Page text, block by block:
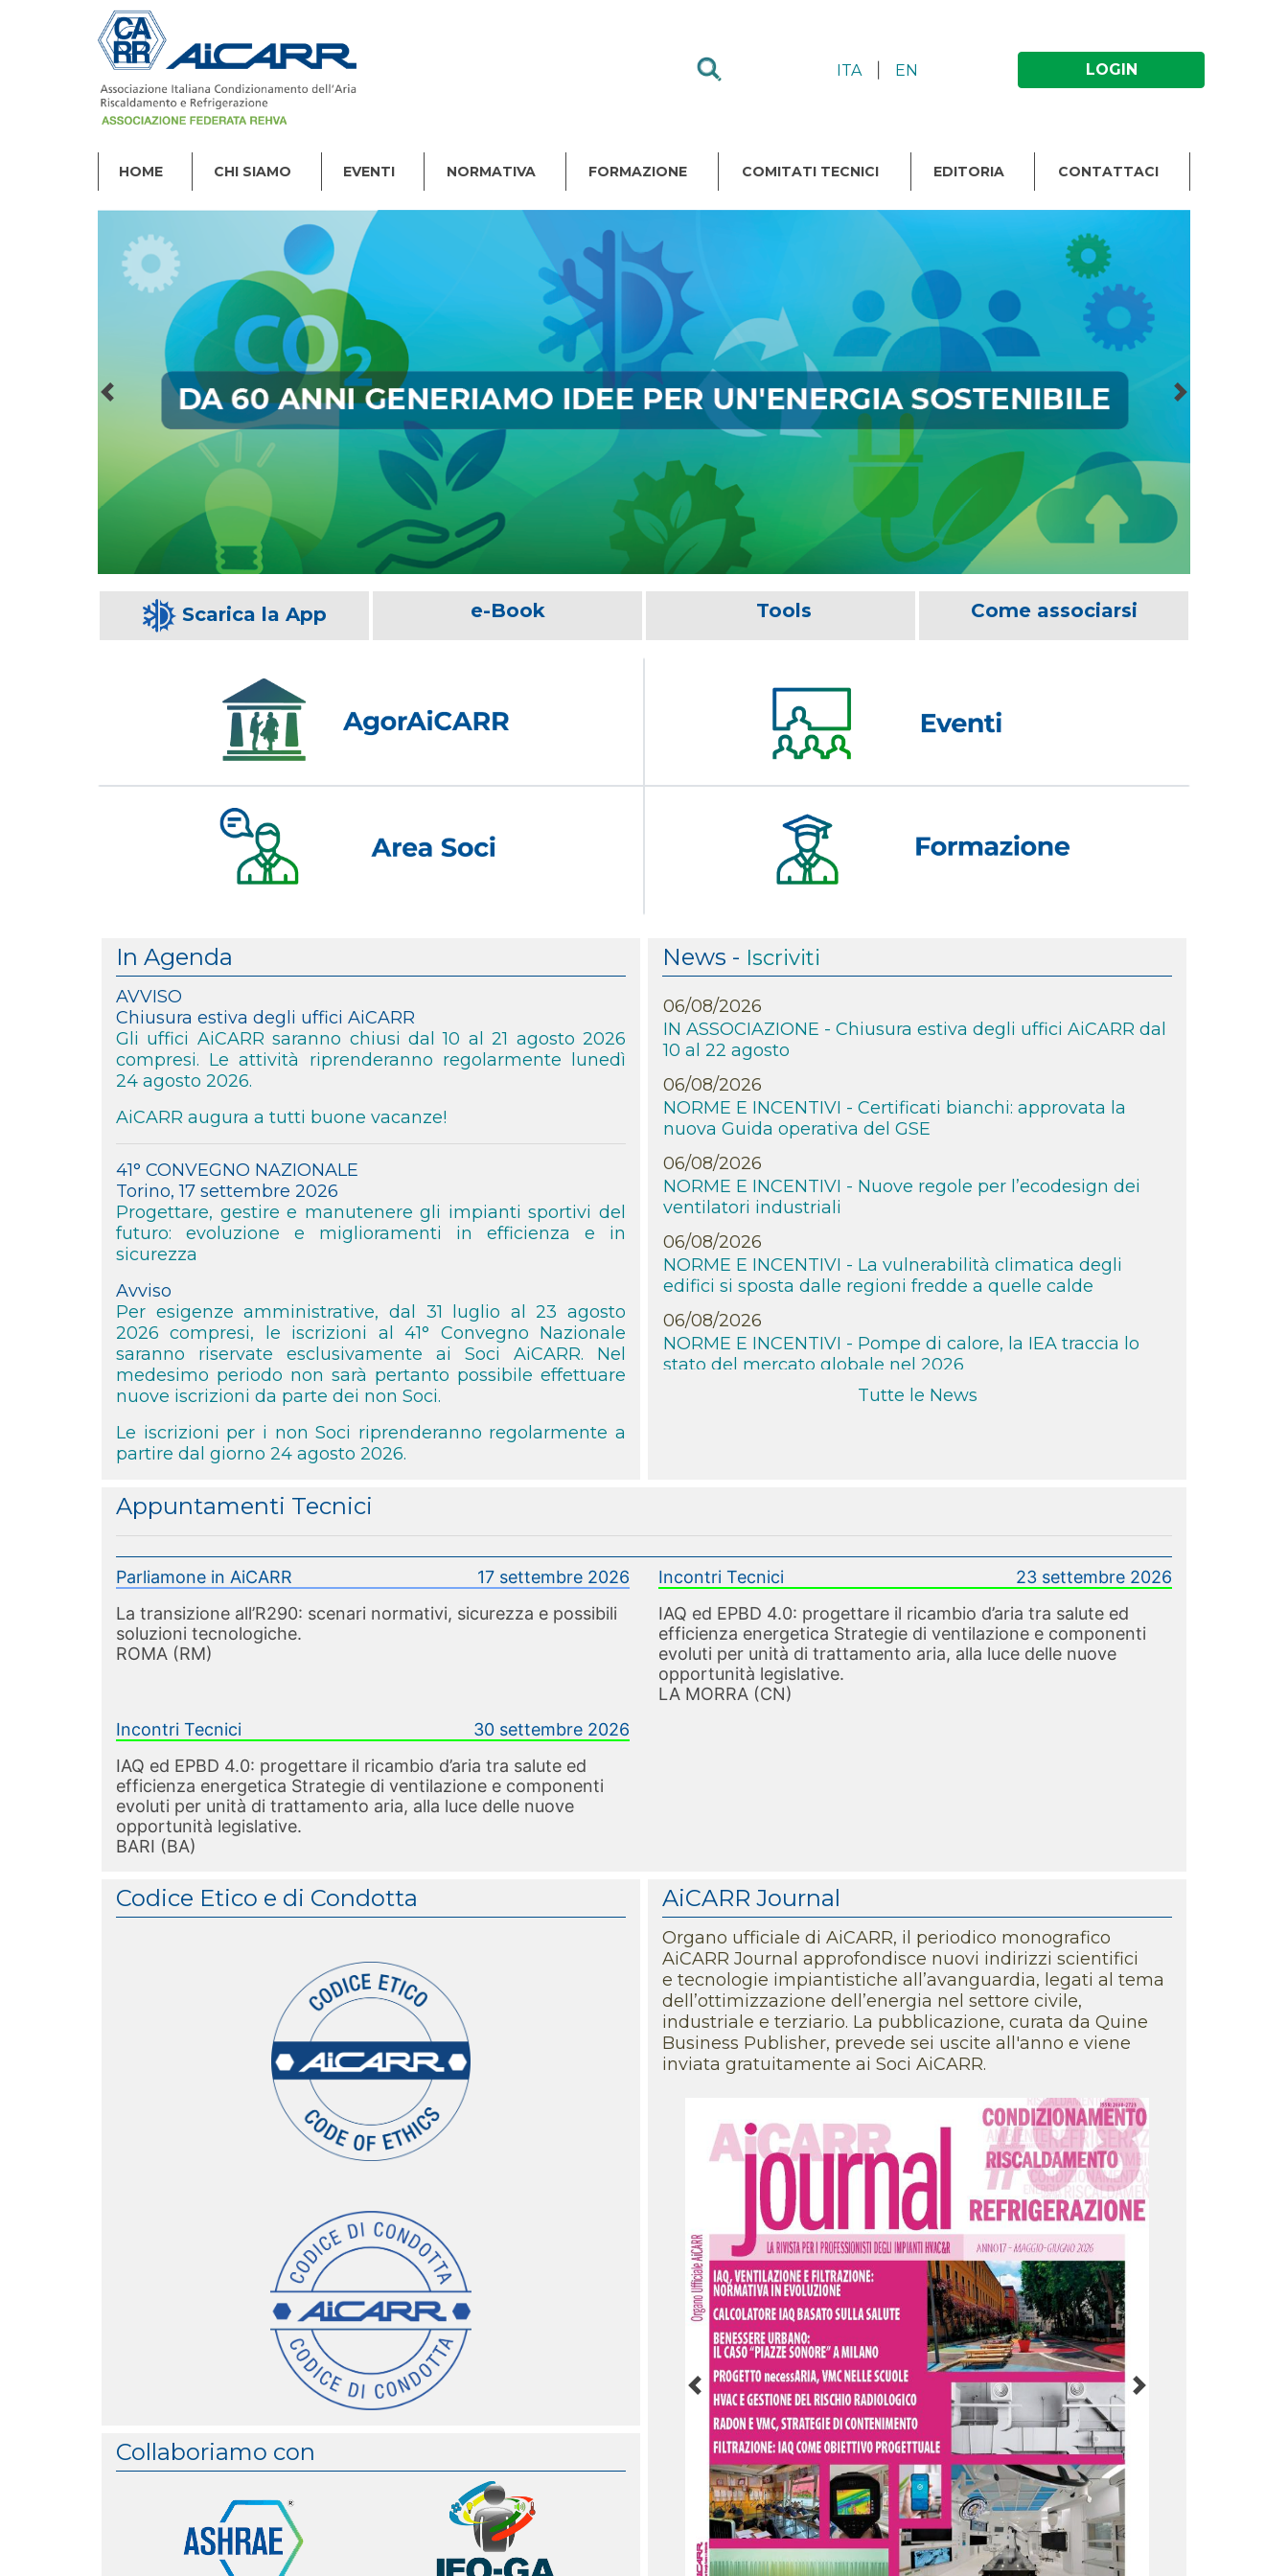
ITA EN LOGIN
HOME CHI SIAMO EVENTI NORMATIVA FORMAZIONE COMITATI TECNICI EDITORIA CONTATTACI
Previous Next
Scarica la App e-Book Tools Come associarsi
In Agenda
AVVISO
Chiusura estiva degli uffici AiCARR
Gli uffici AiCARR saranno chiusi dal 10 al 21 agosto 2026
compresi. Le attività riprenderanno regolarmente lunedì
24 agosto 2026.
AiCARR augura a tutti buone vacanze!
41° CONVEGNO NAZIONALE
Torino, 17 settembre 2026
Progettare, gestire e manutenere gli impianti sportivi del
futuro: evoluzione e miglioramenti in efficienza e in
sicurezza
Avviso
Per esigenze amministrative, dal 31 luglio al 23 agosto
2026 compresi, le iscrizioni al 41° Convegno Nazionale
saranno riservate esclusivamente ai Soci AiCARR. Nel
medesimo periodo non sarà pertanto possibile effettuare
nuove iscrizioni da parte dei non Soci.
Le iscrizioni per i non Soci riprenderanno regolarmente a
partire dal giorno 24 agosto 2026.
News - Iscriviti
EVENTI - 41° Convegno Nazionale AiCARR, gli sponsor
06/08/2026
IN ASSOCIAZIONE - Chiusura estiva degli uffici AiCARR dal
10 al 22 agosto
06/08/2026
NORME E INCENTIVI - Certificati bianchi: approvata la
nuova Guida operativa del GSE
06/08/2026
NORME E INCENTIVI - Nuove regole per l’ecodesign dei
ventilatori industriali
06/08/2026
NORME E INCENTIVI - La vulnerabilità climatica degli
edifici si sposta dalle regioni fredde a quelle calde
06/08/2026
NORME E INCENTIVI - Pompe di calore, la IEA traccia lo
stato del mercato globale nel 2026
06/08/2026
NORME E INCENTIVI - Dal 3 agosto scattano i nuovi
i professionisti dell’efficienza energetica
06/08/2026
AICARR FORMAZIONE - La gestione della manutenzione
degli impianti in tutti i suoi aspetti
06/08/2026
AICARR FORMAZIONE - Una nuova edizione del corso su
23/07/2026
EVENTI - 41° Convegno Nazionale AiCARR, informazioni
utili per iscriversi
23/07/2026
IN ASSOCIAZIONE - Chiusura estiva degli uffici AiCARR dal
10 al 21 agosto
23/07/2026
NORME E INCENTIVI - Transizione 5.0, al via le
comunicazioni di conferma degli investimenti
23/07/2026
NORME E INCENTIVI - EPBD, procedura d’infrazione della
Commissione europea contro i 27 Stati membri
23/07/2026
NORME E INCENTIVI - Mercato elettrico e PUN: il convegno
AIEE al GSE
23/07/2026
NORME E INCENTIVI - Bonus edilizi, dal 2027 nuovi
riferimenti normativi nel Testo Unico delle Imposte sui
Redditi
23/07/2026
NORME E INCENTIVI - La Commissione europea spinge
verso elettrificazione e revisione dell’ETS
23/07/2026
AICARR FORMAZIONE - A novembre, l'unico corso sul
Commissioning in Italia
23/07/2026
Tutte le News
Appuntamenti Tecnici
17 settembre 2026
Parliamone in AiCARR
La transizione all’R290: scenari normativi, sicurezza e possibili
soluzioni tecnologiche.
ROMA (RM)
23 settembre 2026
Incontri Tecnici
IAQ ed EPBD 4.0: progettare il ricambio d’aria tra salute ed
efficienza energetica Strategie di ventilazione e componenti
evoluti per unità di trattamento aria, alla luce delle nuove
opportunità legislative.
LA MORRA (CN)
30 settembre 2026
Incontri Tecnici
IAQ ed EPBD 4.0: progettare il ricambio d’aria tra salute ed
efficienza energetica Strategie di ventilazione e componenti
evoluti per unità di trattamento aria, alla luce delle nuove
opportunità legislative.
BARI (BA)
Codice Etico e di Condotta
Collaboriamo con
AiCARR Journal
Organo ufficiale di AiCARR, il periodico monografico
AiCARR Journal approfondisce nuovi indirizzi scientifici
e tecnologie impiantistiche all’avanguardia, legati al tema
dell’ottimizzazione dell’energia nel settore civile,
industriale e terziario. La pubblicazione, curata da Quine
Business Publisher, prevede sei uscite all'anno e viene
inviata gratuitamente ai Soci AiCARR.
Previous Next